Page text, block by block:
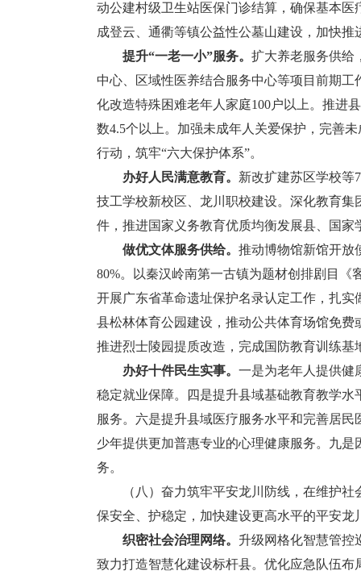
动公建村级卫生站医保门诊结算，确保基本
成登云、通衢等镇公益性公墓山建设，加快
提升“一老一小”服务。 扩大养老服务供给
中心、区域性医养结合服务中心等项目前期
化改造特殊困难老年人家庭100户以上。推进
数4.5个以上。加强未成年人关爱保护，完善
行动，筑牢“六大保护体系”。
办好人民满意教育。 新改扩建苏区学校等
技工学校新校区、龙川职校建设。深化教育
件，推进国家义务教育优质均衡发展县、国家
做优文体服务供给。 推动博物馆新馆开放
80%。以秦汉岭南第一古镇为题材创排剧目《
开展广东省革命遗址保护名录认定工作，扎
县松林体育公园建设，推动公共体育场馆免
推进烈士陵园提质改造，完成国防教育训练基
办好十件民生实事。 一是为老年人提供健
稳定就业保障。四是提升县域基础教育教学
服务。六是提升县域医疗服务水平和完善居
少年提供更加普惠专业的心理健康服务。九
务。
（八）奋力筑牢平安龙川防线，在维护社
保安全、护稳定，加快建设更高水平的平安龙
织密社会治理网络。 升级网格化智慧管控
致力打造智慧化建设标杆县。优化应急队伍